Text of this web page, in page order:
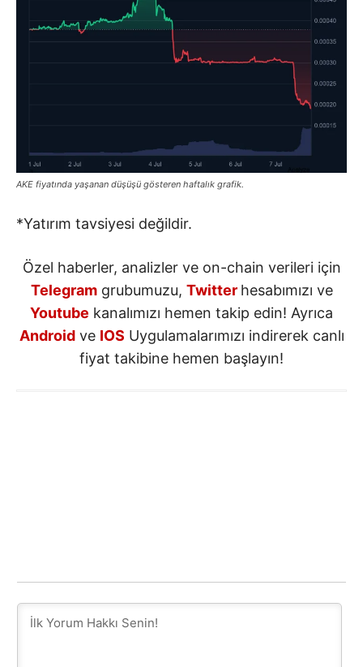
AKE fiyatında yaşanan düşüşü gösteren haftalık grafik.
*Yatırım tavsiyesi değildir.
Özel haberler, analizler ve on-chain verileri için
Telegramgrubumuzu, Twitter hesabımızı ve
Youtube kanalımızı hemen takip edin! Ayrıca
Androidve IOS Uygulamalarımızı indirerek canlı
fiyat takibine hemen başlayın!